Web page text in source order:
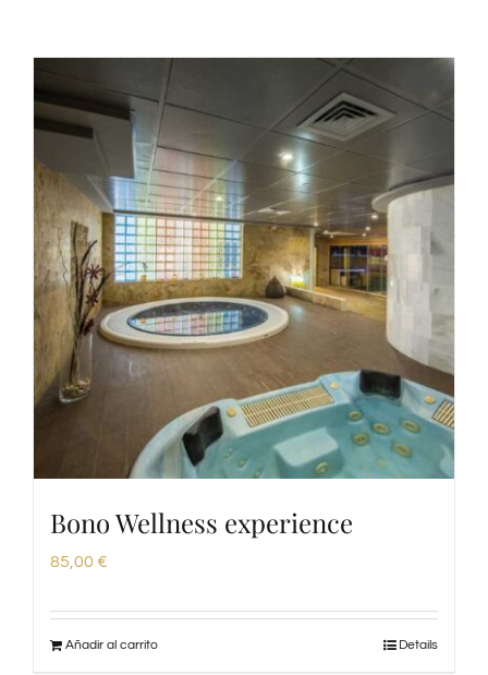
Bono Wellness experience
85,00 €
Añadir al carrito Details